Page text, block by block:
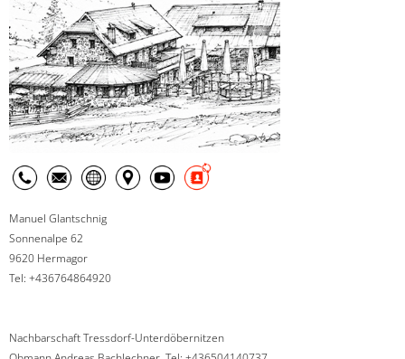
Manuel Glantschnig
Sonnenalpe 62
9620 Hermagor
Tel: +436764864920
Nachbarschaft Tressdorf-Unterdöbernitzen